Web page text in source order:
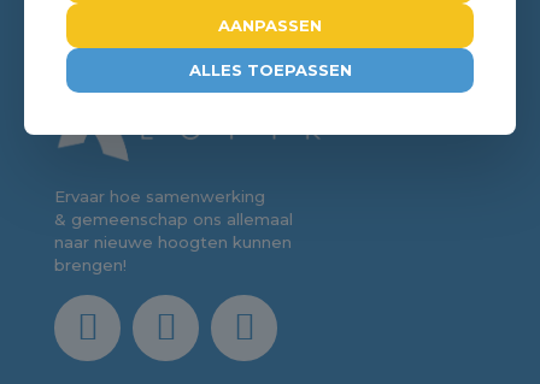
Ervaar hoe samenwerking
& gemeenschap ons allemaal
naar nieuwe hoogten kunnen
brengen!
AANPASSEN
ALLES TOEPASSEN